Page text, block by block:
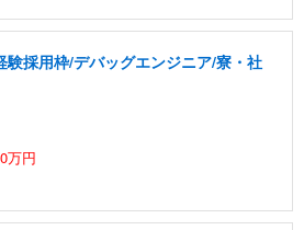
験採用枠/デバッグエンジニア/寮・社
万円